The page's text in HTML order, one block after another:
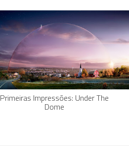
Primeiras Impressões: Under The
Dome